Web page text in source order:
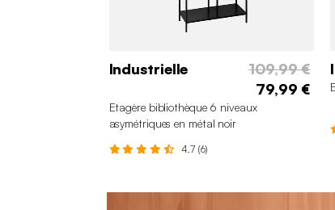
Industrielle
109,99 €
79,99 €
Etagère bibliothèque 6 niveaux
asymétriques en métal noir
4.7 (6)